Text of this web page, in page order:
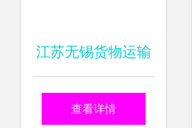
江苏无锡货物运输
代理服务指南 普通
查看详情